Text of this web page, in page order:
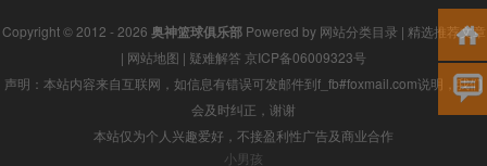
Copyright © 2012 - 2026 奥神篮球俱乐部Powered by 网站分类目录 | 精选推荐文章
| 网站地图 | 疑难解答 京ICP备06009323号
声明：本站内容来自互联网，如信息有错误可发邮件到f_fb#foxmail.com说明，我们
会及时纠正，谢谢
本站仅为个人兴趣爱好，不接盈利性广告及商业合作
小男孩